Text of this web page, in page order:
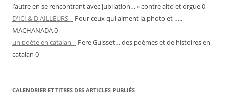
l’autre en se rencontrant avec jubilation… » contre alto et orgue 0
D'ICI & D'AILLEURS – Pour ceux qui aiment la photo et …..
MACHANADA 0
un poète en catalan – Pere Guisset… des poèmes et de histoires en
catalan 0
CALENDRIER ET TITRES DES ARTICLES PUBLIÉS